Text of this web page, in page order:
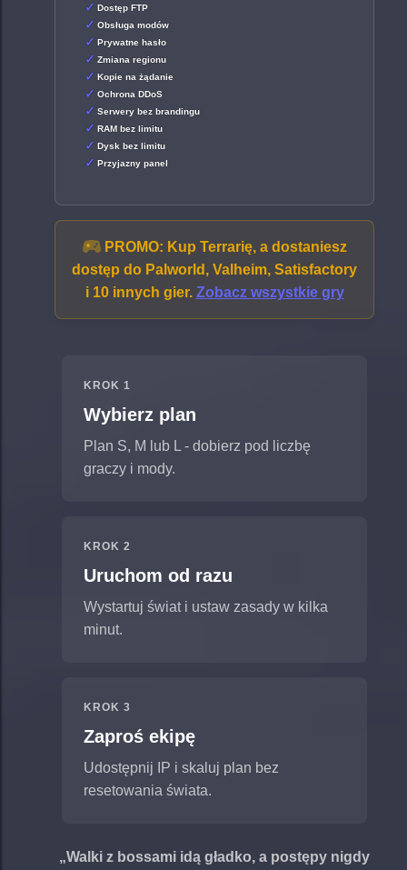
Dostęp FTP
Obsługa modów
Prywatne hasło
Zmiana regionu
Kopie na żądanie
Ochrona DDoS
Serwery bez brandingu
RAM bez limitu
Dysk bez limitu
Przyjazny panel
PROMO: Kup Terrarię, a dostaniesz
dostęp do Palworld, Valheim, Satisfactory
i 10 innych gier. Zobacz wszystkie gry
KROK 1
Wybierz plan
Plan S, M lub L - dobierz pod liczbę
graczy i mody.
KROK 2
Uruchom od razu
Wystartuj świat i ustaw zasady w kilka
minut.
KROK 3
Zaproś ekipę
Udostępnij IP i skaluj plan bez
resetowania świata.
„Walki z bossami idą gładko, a postępy nigdy